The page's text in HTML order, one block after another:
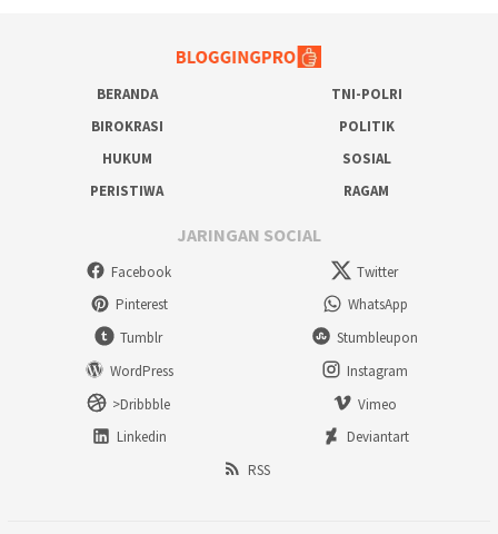
BERANDA
TNI-POLRI
BIROKRASI
POLITIK
HUKUM
SOSIAL
PERISTIWA
RAGAM
JARINGAN SOCIAL
Facebook
Twitter
Pinterest
WhatsApp
Tumblr
Stumbleupon
WordPress
Instagram
>Dribbble
Vimeo
Linkedin
Deviantart
RSS